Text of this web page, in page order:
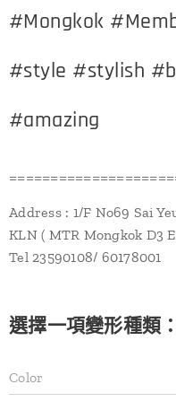
#Mongkok
#style #stylish
#amazing
Address : 1/F No69 Sai
KLN ( MTR Mongkok D3
Tel 23590108/ 60178001
選擇一項變形種類：
Color